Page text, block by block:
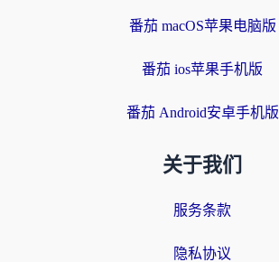
番茄 macOS苹果电脑版
番茄 ios苹果手机版
番茄 Android安卓手机版
关于我们
服务条款
隐私协议